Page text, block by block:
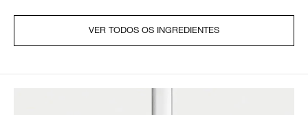
VER TODOS OS INGREDIENTES